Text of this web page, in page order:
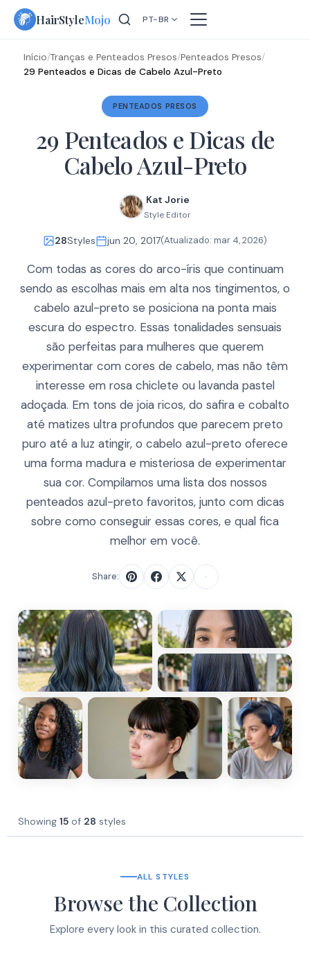
Skip
HairStyleMojo PT-BR
Início/Tranças e Penteados Presos/Penteados Presos/
29 Penteados e Dicas de Cabelo Azul-Preto
PENTEADOS PRESOS
29 Penteados e Dicas de
Cabelo Azul-Preto
Kat Jorie
Style Editor
28Styles jun 20, 2017(Atualizado: mar 4, 2026)
Com todas as cores do arco-íris que continuam
sendo as escolhas mais em alta nos tingimentos, o
cabelo azul-preto se posiciona na ponta mais
escura do espectro. Essas tonalidades sensuais
são perfeitas para mulheres que querem
experimentar com cores de cabelo, mas não têm
interesse em rosa chiclete ou lavanda pastel
adoçada. Em tons de joia ricos, do safira e cobalto
até matizes ultra profundos que parecem preto
puro até a luz atingir, o cabelo azul-preto oferece
uma forma madura e misteriosa de experimentar
sua cor. Compilamos uma lista dos nossos
penteados azul-preto favoritos, junto com dicas
sobre como conseguir essas cores, e qual fica
melhor em você.
Share:
Showing 15 of 28 styles
ALL STYLES
Browse the Collection
Explore every look in this curated collection.